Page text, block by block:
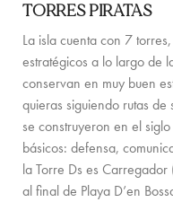
FLOTA DE BARCOS
SERVICIOS
EXPERIENCIAS
CONCIERGE
GUÍA DE LA ISLA
TORRES PIRATAS
La isla cuenta con 7
estratégicos a lo largo de
conservan en muy buen
quieras siguiendo rutas
se construyeron en el
básicos: defensa,
la Torre Ds es
al final de Playa D’en